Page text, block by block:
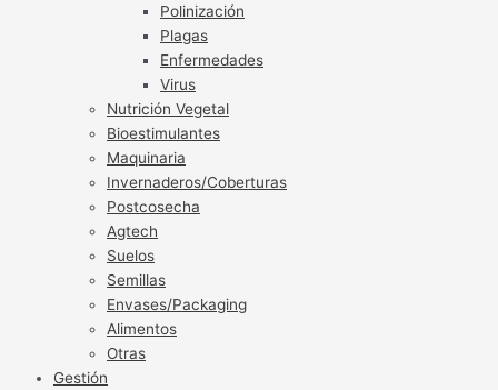
Polinización
Plagas
Enfermedades
Virus
Nutrición Vegetal
Bioestimulantes
Maquinaria
Invernaderos/Coberturas
Postcosecha
Agtech
Suelos
Semillas
Envases/Packaging
Alimentos
Otras
Gestión